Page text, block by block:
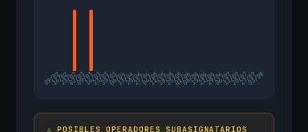
09/02
16/0223/0202/0309/0316/0323/0330/0306/0413/0420/0427/0404/0511/0518/0525/0501/0608/0615/0622/0629/0606/0713/0720/0727/07
03/08
⚠️ POSIBLES OPERADORES SUBASIGNATARIOS